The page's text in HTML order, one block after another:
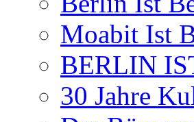
Moabit Ist
BERLIN
30 Jahre